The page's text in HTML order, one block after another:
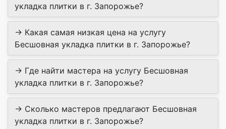
укладка плитки в г. Запорожье?
→ Какая самая низкая цена на услугу
Бесшовная укладка плитки в г. Запорожье?
→ Где найти мастера на услугу Бесшовная
укладка плитки в г. Запорожье?
→ Сколько мастеров предлагают Бесшовная
укладка плитки в г. Запорожье?